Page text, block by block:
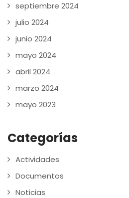
septiembre 2024
julio 2024
junio 2024
mayo 2024
abril 2024
marzo 2024
mayo 2023
Categorías
Actividades
Documentos
Noticias